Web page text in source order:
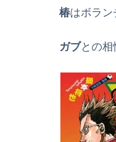
椿はボラン
ガブとの相